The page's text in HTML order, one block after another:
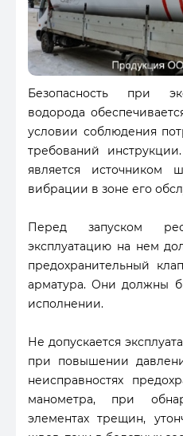
Безопасность при
водорода
условии соблюдения
требований
является источником
вибрации в зоне его
Перед запуском
эксплуатацию на нем
предохранительный
арматура. Они должны
исполнении.
Не допускается
при повышении
неисправностях
манометра, при
элементах трещин,